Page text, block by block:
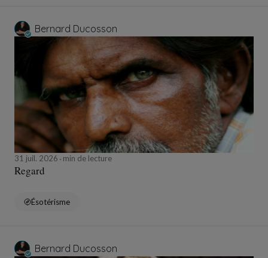
Bernard Ducosson
31 juil. 2026 min de lecture
Regard
Ésotérisme
Bernard Ducosson